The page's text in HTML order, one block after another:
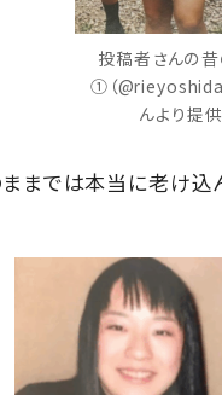
投稿者さんの
①（
んより提供
ままでは本当に老け